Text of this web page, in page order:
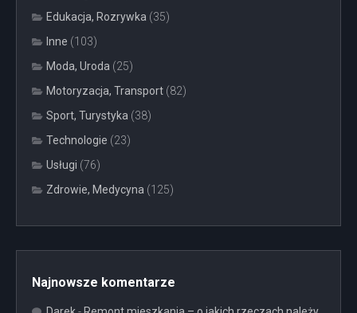
Edukacja, Rozrywka (35)
Inne (103)
Moda, Uroda (25)
Motoryzacja, Transport (82)
Sport, Turystyka (38)
Technologie (23)
Usługi (76)
Zdrowie, Medycyna (125)
Najnowsze komentarze